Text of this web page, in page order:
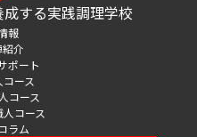
する実践調理学校
報
介
ポート
ース
コース
コース
ラム